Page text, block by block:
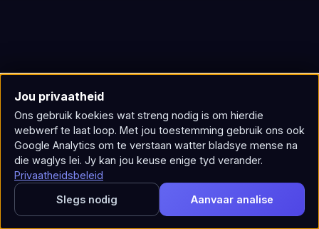
Jou privaatheid
Ons gebruik koekies wat streng nodig is om hierdie
webwerf te laat loop. Met jou toestemming gebruik ons ​​ook
Google Analytics om te verstaan ​​watter bladsye mense na
die waglys lei. Jy kan jou keuse enige tyd verander.
Privaatheidsbeleid
Slegs nodig
Aanvaar analise